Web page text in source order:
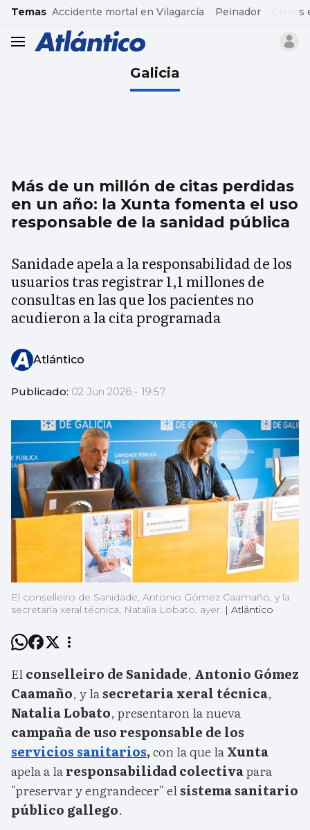
common.go-to-content
Temas Accidente mortal en Vilagarcía Peinador
header.menu.open
Galicia
Más de un millón de citas perdidas
en un año: la Xunta fomenta el uso
responsable de la sanidad pública
Sanidade apela a la responsabilidad de los
usuarios tras registrar 1,1 millones de
consultas en las que los pacientes no
acudieron a la cita programada
Atlántico
Publicado: 02 Jun 2026 - 19:57
El conselleiro de Sanidade, Antonio Gómez Caamaño, y la
secretaria xeral técnica, Natalia Lobato, ayer. | Atlántico
Elconselleiro de Sanidade, Antonio Gómez
Caamaño, y lasecretaria xeral técnica,
Natalia Lobato, presentaron la nueva
campaña de uso responsable de los
servicios sanitarios,con la que laXunta
apela a laresponsabilidad colectivapara
"preservar y engrandecer" elsistema sanitario
público gallego.